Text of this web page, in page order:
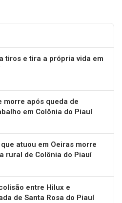
tiros e tira a própria vida em
morre após queda de
em Colônia do Piauí
atuou em Oeiras morre
rural de Colônia do Piauí
entre Hilux e
de Santa Rosa do Piauí